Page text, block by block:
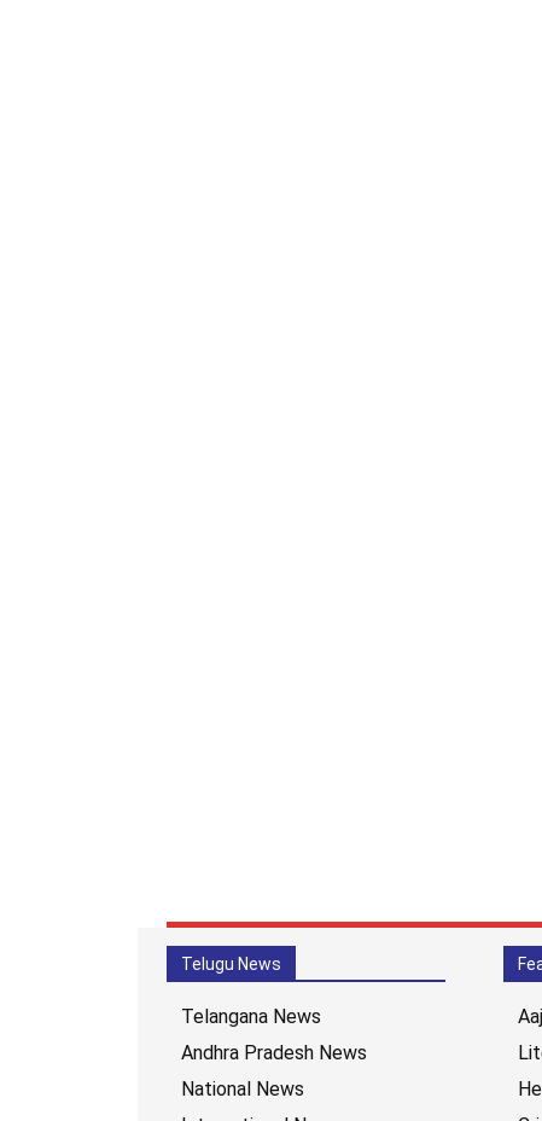
Telugu News
Telangana News
Andhra Pradesh News
National News